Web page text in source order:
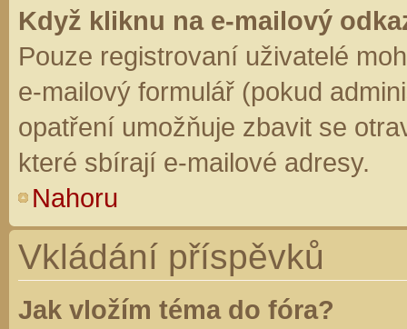
Když kliknu na e-mailový
Pouze registrovaní uživatelé
e-mailový formulář (pokud
opatření umožňuje zbavit se
které sbírají e-mailové adresy.
Nahoru
Vkládání příspěvků
Jak vložím téma do fóra?